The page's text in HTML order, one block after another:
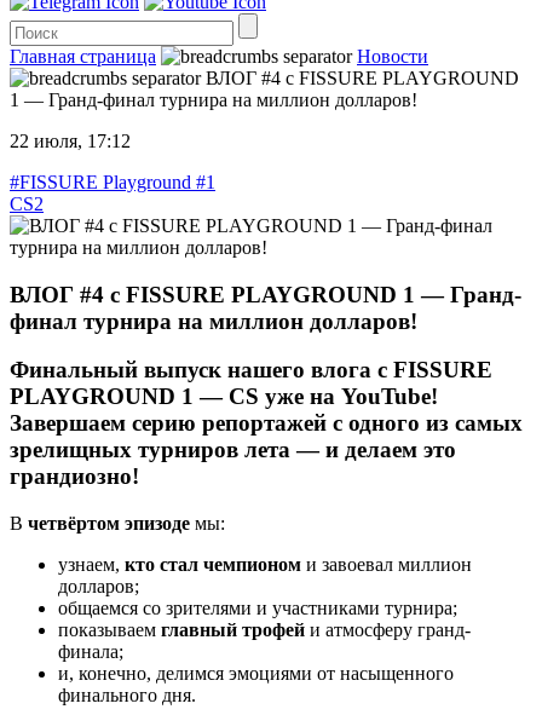
Главная страница
Новости
ВЛОГ #4 с FISSURE PLAYGROUND
1 — Гранд-финал турнира на миллион долларов!
22 июля, 17:12
#FISSURE Playground #1
CS2
ВЛОГ #4 с FISSURE PLAYGROUND 1 — Гранд-
финал турнира на миллион долларов!
Финальный выпуск нашего влога с FISSURE
PLAYGROUND 1 — CS уже на YouTube!
Завершаем серию репортажей с одного из самых
зрелищных турниров лета — и делаем это
грандиозно!
В четвёртом эпизоде мы:
узнаем, кто стал чемпионом и завоевал миллион
долларов;
общаемся со зрителями и участниками турнира;
показываем главный трофей и атмосферу гранд-
финала;
и, конечно, делимся эмоциями от насыщенного
финального дня.